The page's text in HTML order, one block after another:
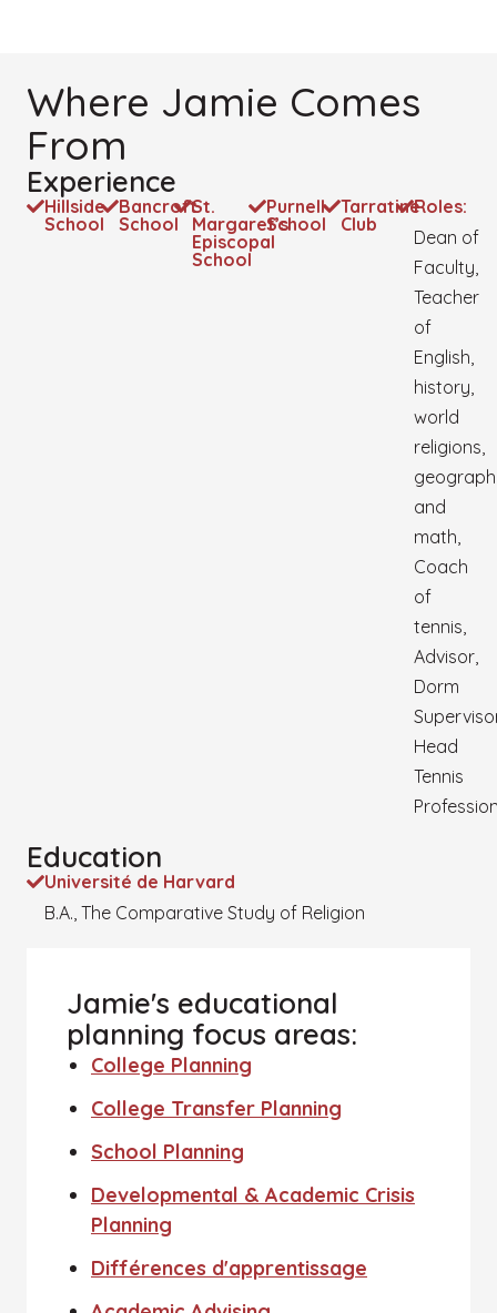
Where Jamie Comes
From
Experience
Hillside
School
Bancroft
School
St.
Margaret’s
Episcopal
School
Purnell
School
Tarratine
Club
Roles:
Dean of
Faculty,
Teacher
of
English,
history,
world
religions,
and
math,
Coach
of
tennis,
Advisor,
Dorm
Head
Tennis
Education
Université de Harvard
B.A., The Comparative Study of Religion
Jamie's educational
planning focus areas:
College Planning
College Transfer Planning
School Planning
Developmental & Academic Crisis
Planning
Différences d'apprentissage